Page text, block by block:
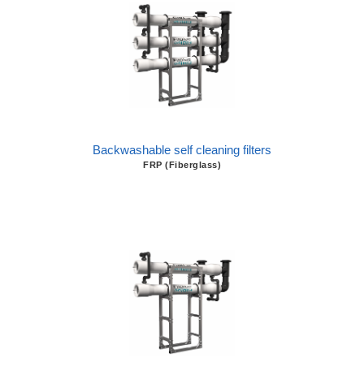
Backwashable self cleaning filters
FRP (Fiberglass)